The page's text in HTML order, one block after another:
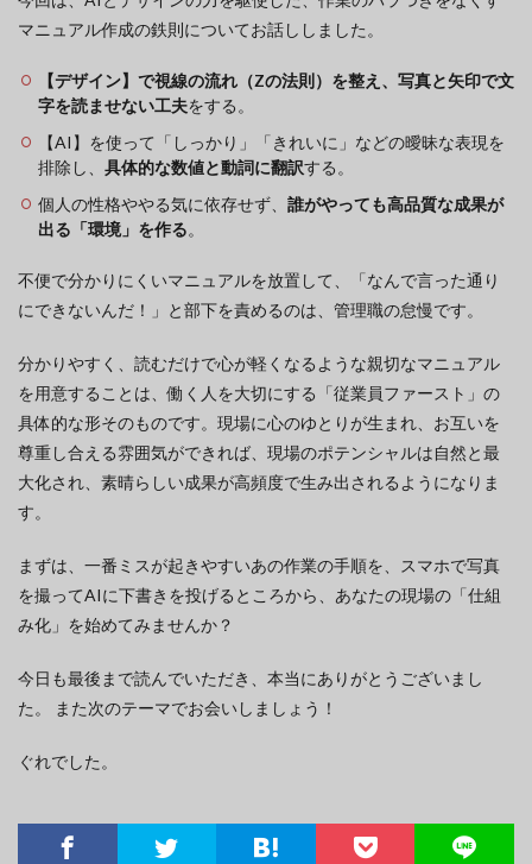
マニュアル作成の鉄則についてお話ししました。
【デザイン】で視線の流れ（Zの法則）を整え、写真と矢印で文
字を読ませない工夫をする。
【AI】を使って「しっかり」「きれいに」などの曖昧な表現を
排除し、 具体的な数値と動詞に翻訳する。
個人の性格ややる気に依存せず、 誰がやっても高品質な成果が
出る「環境」を作る。
不便で分かりにくいマニュアルを放置して、「なんで言った通り
にできないんだ！」と部下を責めるのは、管理職の怠慢です。
分かりやすく、読むだけで心が軽くなるような親切なマニュアル
を用意することは、働く人を大切にする「従業員ファースト」の
具体的な形そのものです。現場に心のゆとりが生まれ、お互いを
尊重し合える雰囲気ができれば、現場のポテンシャルは自然と最
大化され、素晴らしい成果が高頻度で生み出されるようになりま
す。
まずは、一番ミスが起きやすいあの作業の手順を、スマホで写真
を撮ってAIに下書きを投げるところから、あなたの現場の「仕組
み化」を始めてみませんか？
今日も最後まで読んでいただき、本当にありがとうございまし
た。 また次のテーマでお会いしましょう！
ぐれでした。